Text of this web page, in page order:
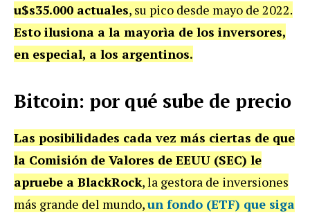
u$s35.000 actuales, su pico desde mayo de 2022.
Esto ilusiona a la mayorìa de los inversores,
en especial, a los argentinos.
Bitcoin: por qué sube de precio
Las posibilidades cada vez más ciertas de que
la Comisión de Valores de EEUU (SEC) le
apruebe a BlackRock, la gestora de inversiones
más grande del mundo,un fondo (ETF) que siga